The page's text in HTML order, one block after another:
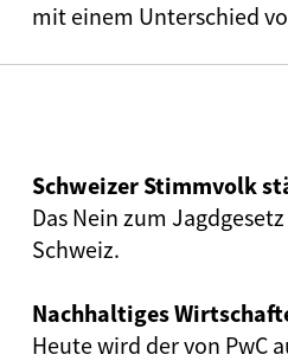
mit einem Unterschied
Schweizer Stimmvolk
Das Nein zum
Schweiz.
Nachhaltiges
Heute wird der von PwC